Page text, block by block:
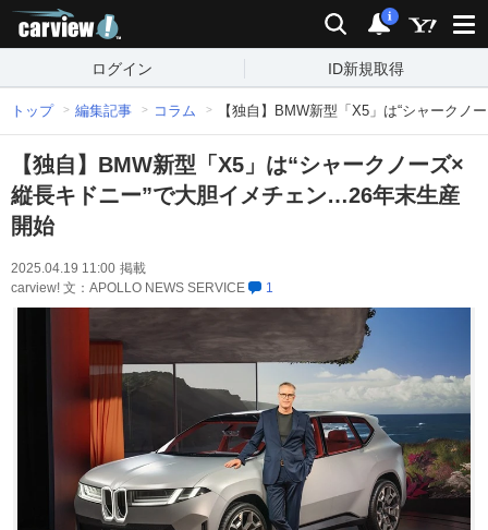
検索 通知
i
ログイン ID新規取得
トップ 編集記事 コラム 【独自】BMW新型「X5」は“シャーク
【独自】BMW新型「X5」は“シャークノーズ×
縦長キドニー”で大胆イメチェン…26年末生産
開始
2025.04.19 11:00 掲載
carview! 文：APOLLO NEWS SERVICE
1